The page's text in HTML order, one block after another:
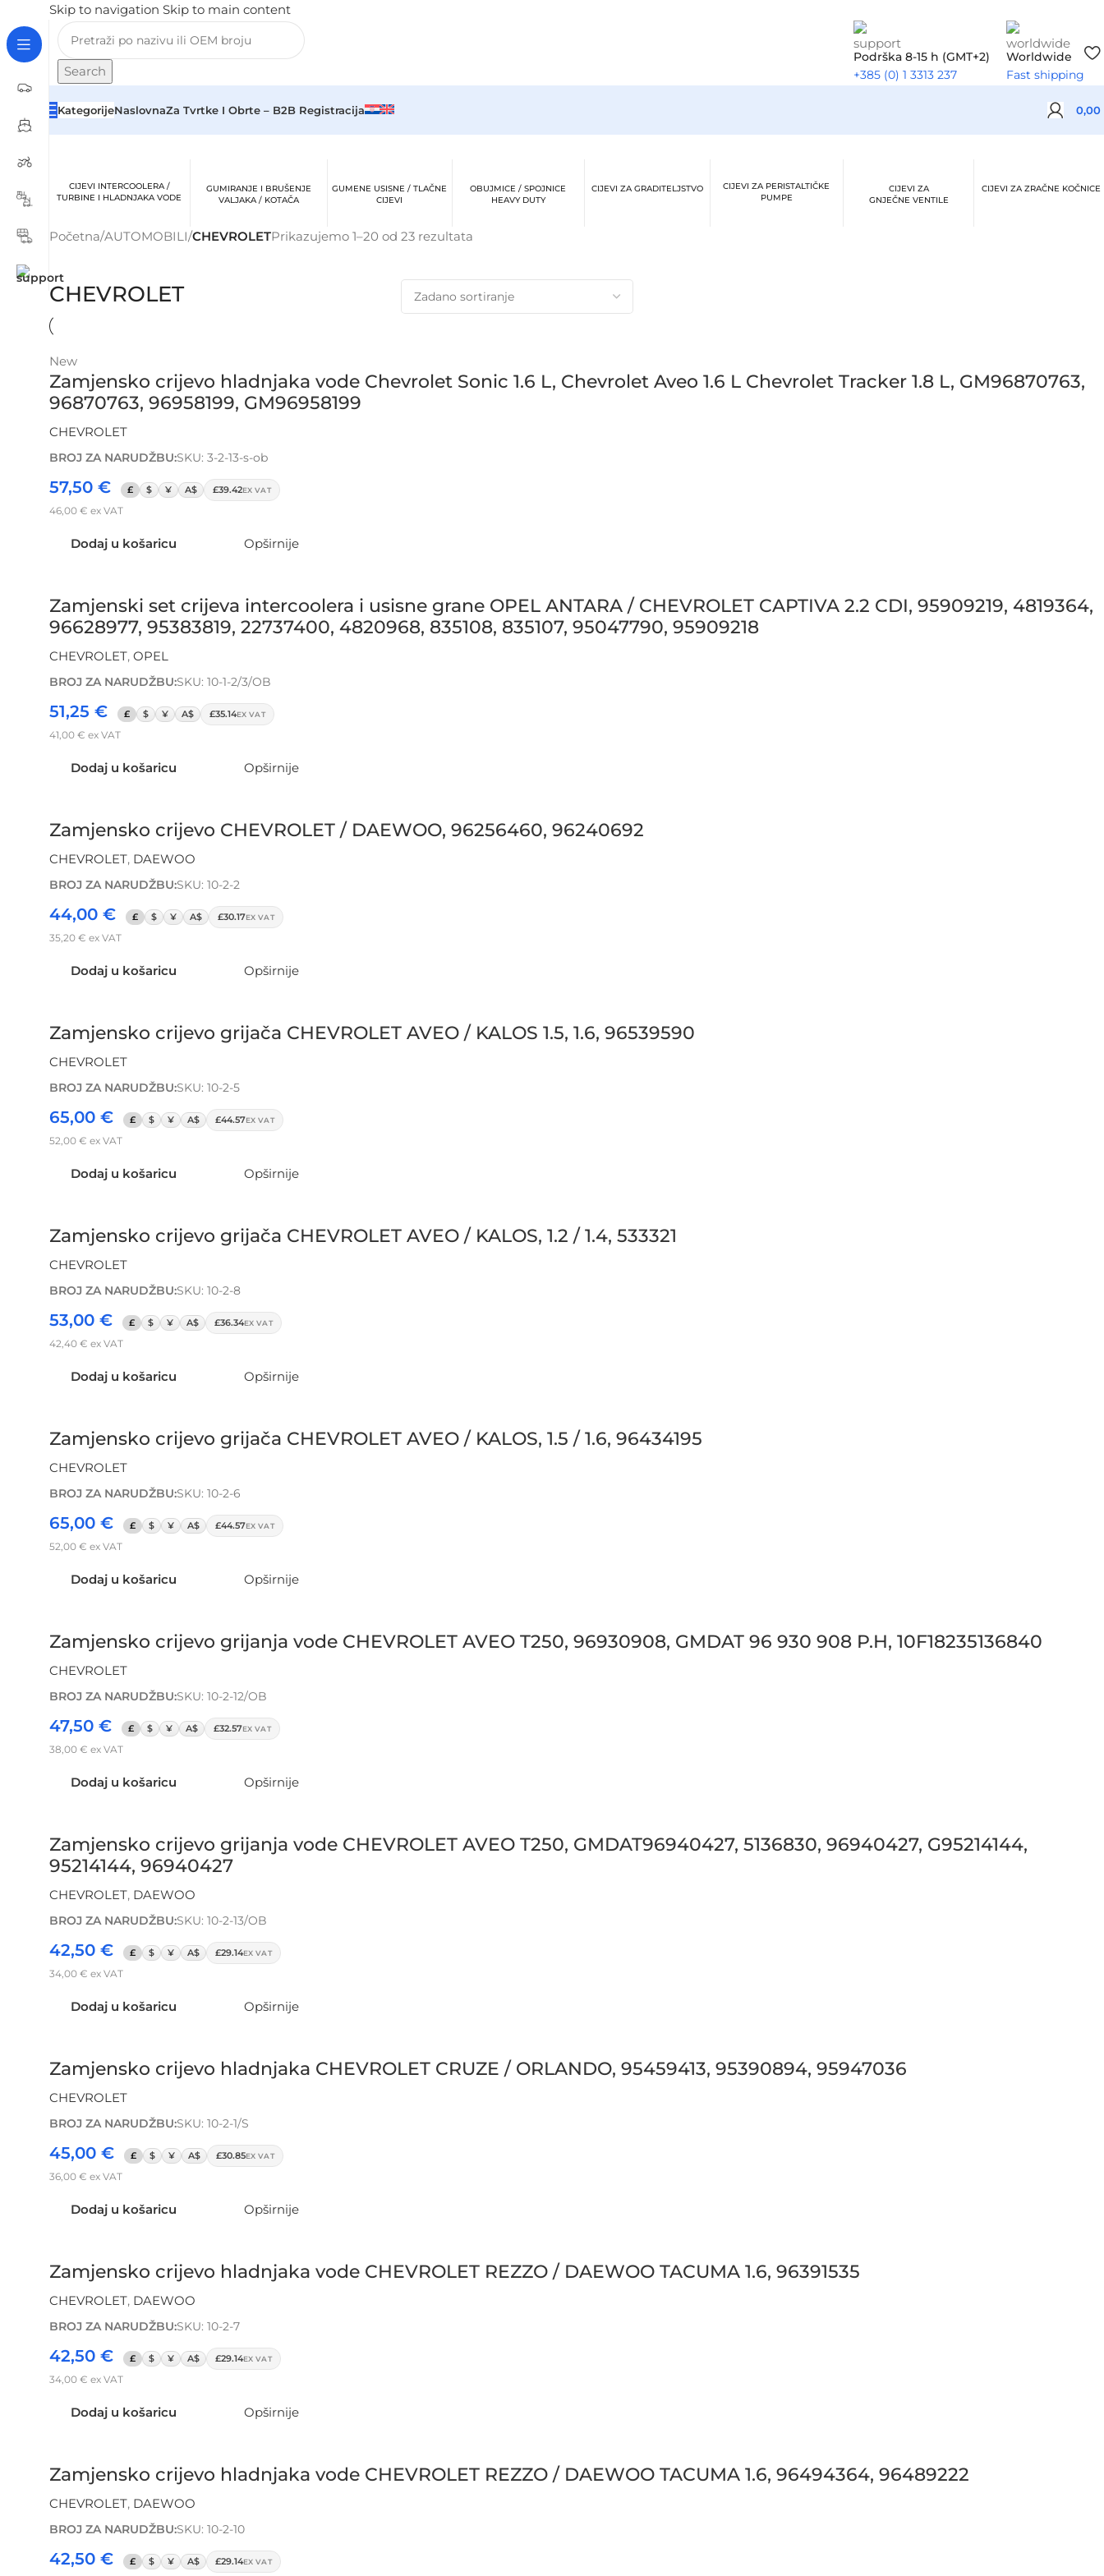
Skip to navigation Skip to main content
Search
Podrška 8-15 h (GMT+2)
+385 (0) 1 3313 237
Worldwide
Fast shipping
KategorijeNaslovnaZa Tvrtke I Obrte – B2B Registracija 0,00
CIJEVI INTERCOOLERA /
TURBINE I HLADNJAKA VODE
GUMIRANJE I BRUŠENJE
VALJAKA / KOTAČA
GUMENE USISNE / TLAČNE
CIJEVI
OBUJMICE / SPOJNICE
HEAVY DUTY
CIJEVI ZA GRADITELJSTVO
CIJEVI ZA PERISTALTIČKE
PUMPE
CIJEVI ZA
GNJEČNE VENTILE
CIJEVI ZA ZRAČNE KOČNICE
Početna/AUTOMOBILI/CHEVROLETPrikazujemo 1–20 od 23 rezultata
CHEVROLET
New
Zamjensko crijevo hladnjaka vode Chevrolet Sonic 1.6 L, Chevrolet Aveo 1.6 L Chevrolet Tracker 1.8 L, GM96870763,
96870763, 96958199, GM96958199
CHEVROLET
BROJ ZA NARUDŽBU:SKU: 3-2-13-s-ob
57,50 € £ $ ¥ A$ £39.42EX VAT
46,00 € ex VAT
Dodaj u košaricu Opširnije
Zamjenski set crijeva intercoolera i usisne grane OPEL ANTARA / CHEVROLET CAPTIVA 2.2 CDI, 95909219, 4819364,
96628977, 95383819, 22737400, 4820968, 835108, 835107, 95047790, 95909218
CHEVROLET, OPEL
BROJ ZA NARUDŽBU:SKU: 10-1-2/3/OB
51,25 € £ $ ¥ A$ £35.14EX VAT
41,00 € ex VAT
Dodaj u košaricu Opširnije
Zamjensko crijevo CHEVROLET / DAEWOO, 96256460, 96240692
CHEVROLET, DAEWOO
BROJ ZA NARUDŽBU:SKU: 10-2-2
44,00 € £ $ ¥ A$ £30.17EX VAT
35,20 € ex VAT
Dodaj u košaricu Opširnije
Zamjensko crijevo grijača CHEVROLET AVEO / KALOS 1.5, 1.6, 96539590
CHEVROLET
BROJ ZA NARUDŽBU:SKU: 10-2-5
65,00 € £ $ ¥ A$ £44.57EX VAT
52,00 € ex VAT
Dodaj u košaricu Opširnije
Zamjensko crijevo grijača CHEVROLET AVEO / KALOS, 1.2 / 1.4, 533321
CHEVROLET
BROJ ZA NARUDŽBU:SKU: 10-2-8
53,00 € £ $ ¥ A$ £36.34EX VAT
42,40 € ex VAT
Dodaj u košaricu Opširnije
Zamjensko crijevo grijača CHEVROLET AVEO / KALOS, 1.5 / 1.6, 96434195
CHEVROLET
BROJ ZA NARUDŽBU:SKU: 10-2-6
65,00 € £ $ ¥ A$ £44.57EX VAT
52,00 € ex VAT
Dodaj u košaricu Opširnije
Zamjensko crijevo grijanja vode CHEVROLET AVEO T250, 96930908, GMDAT 96 930 908 P.H, 10F18235136840
CHEVROLET
BROJ ZA NARUDŽBU:SKU: 10-2-12/OB
47,50 € £ $ ¥ A$ £32.57EX VAT
38,00 € ex VAT
Dodaj u košaricu Opširnije
Zamjensko crijevo grijanja vode CHEVROLET AVEO T250, GMDAT96940427, 5136830, 96940427, G95214144,
95214144, 96940427
CHEVROLET, DAEWOO
BROJ ZA NARUDŽBU:SKU: 10-2-13/OB
42,50 € £ $ ¥ A$ £29.14EX VAT
34,00 € ex VAT
Dodaj u košaricu Opširnije
Zamjensko crijevo hladnjaka CHEVROLET CRUZE / ORLANDO, 95459413, 95390894, 95947036
CHEVROLET
BROJ ZA NARUDŽBU:SKU: 10-2-1/S
45,00 € £ $ ¥ A$ £30.85EX VAT
36,00 € ex VAT
Dodaj u košaricu Opširnije
Zamjensko crijevo hladnjaka vode CHEVROLET REZZO / DAEWOO TACUMA 1.6, 96391535
CHEVROLET, DAEWOO
BROJ ZA NARUDŽBU:SKU: 10-2-7
42,50 € £ $ ¥ A$ £29.14EX VAT
34,00 € ex VAT
Dodaj u košaricu Opširnije
Zamjensko crijevo hladnjaka vode CHEVROLET REZZO / DAEWOO TACUMA 1.6, 96494364, 96489222
CHEVROLET, DAEWOO
BROJ ZA NARUDŽBU:SKU: 10-2-10
42,50 € £ $ ¥ A$ £29.14EX VAT